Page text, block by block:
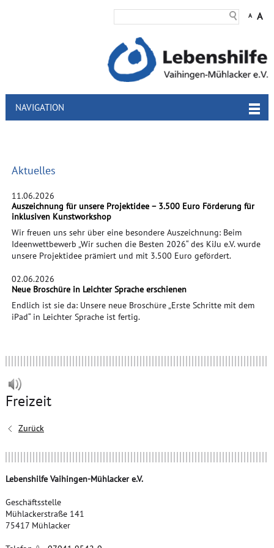
A A
NAVIGATION
Aktuelles
11.06.2026
Auszeichnung für unsere Projektidee – 3.500 Euro Förderung für
inklusiven Kunstworkshop
Wir freuen uns sehr über eine besondere Auszeichnung: Beim
Ideenwettbewerb „Wir suchen die Besten 2026“ des KiJu e.V. wurde
unsere Projektidee prämiert und mit 3.500 Euro gefördert.
02.06.2026
Neue Broschüre in Leichter Sprache erschienen
Endlich ist sie da: Unsere neue Broschüre „Erste Schritte mit dem
iPad“ in Leichter Sprache ist fertig.
Freizeit
Zurück
Lebenshilfe Vaihingen-Mühlacker e.V.
Geschäftsstelle
Mühlackerstraße 141
75417 Mühlacker